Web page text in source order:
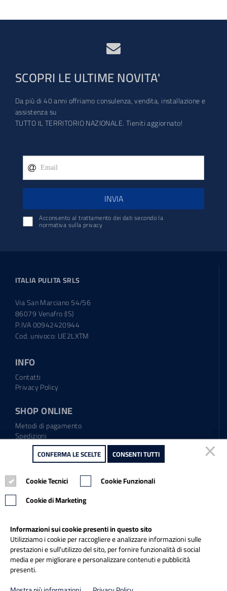
SCOPRI LE ULTIME NOVITA'
Da più di 40 anni offriamo consulenza, vendita, installazione e
assistenza su
TUTTO IL TERRITORIO NAZIONALE. Tieniti aggiornato!
INVIA
Acconsento al trattamento dei dati secondo la
normativa sulla privacy
ITALIA PULITA SRLS
Via San Marciano 54/56
86079 Venafro (IS)
P.IVA 00942420944
Cod. univoco: UE2LXTM
INFO
Contatti
Privacy Policy
SHOP ONLINE
Metodi di pagamento
Spedizioni
Regolamento garanzia
Diritto di recesso
Tel.: 0865.904373
Email:info@italiapulitasrl.it
CONFERMA LE SCELTE CONSENTI TUTTI
Cookie Tecnici
Cookie Funzionali
Cookie di Marketing
Informazioni sui cookie presenti in questo sito
Utilizziamo i cookie per raccogliere e analizzare informazioni sulle
prestazioni e sull'utilizzo del sito, per fornire funzionalità di social
media e per migliorare e personalizzare contenuti e pubblicità
presenti.
CONFERMA LE SCELTE CONSENTI TUTTI
Cookie Tecnici
Cookie Funzionali
Cookie di Marketing
Informazioni sui cookie presenti in questo sito
Utilizziamo i cookie per raccogliere e analizzare informazioni sulle
prestazioni e sull'utilizzo del sito, per fornire funzionalità di social
media e per migliorare e personalizzare contenuti e pubblicità
presenti.